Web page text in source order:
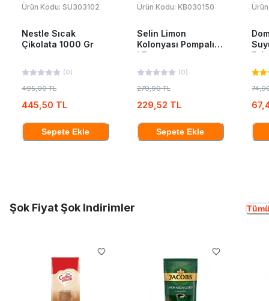
Ürün Kodu: SU303102
Nestle Sıcak
Çikolata 1000 Gr
(0)
495,00 TL
445,50 TL
Sepete Ekle
Ürün Kodu: KB030150
Selin Limon
Kolonyası Pompalı 1
LT
(0)
279,90 TL
229,52 TL
Sepete Ekle
Şok Fiyat Şok Indirimler